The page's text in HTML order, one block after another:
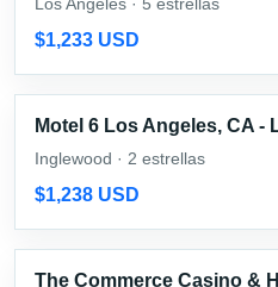
$1,233 USD
Motel 6 Los Angeles, CA -
Inglewood · 2 estrellas
$1,238 USD
The Commerce Casino &